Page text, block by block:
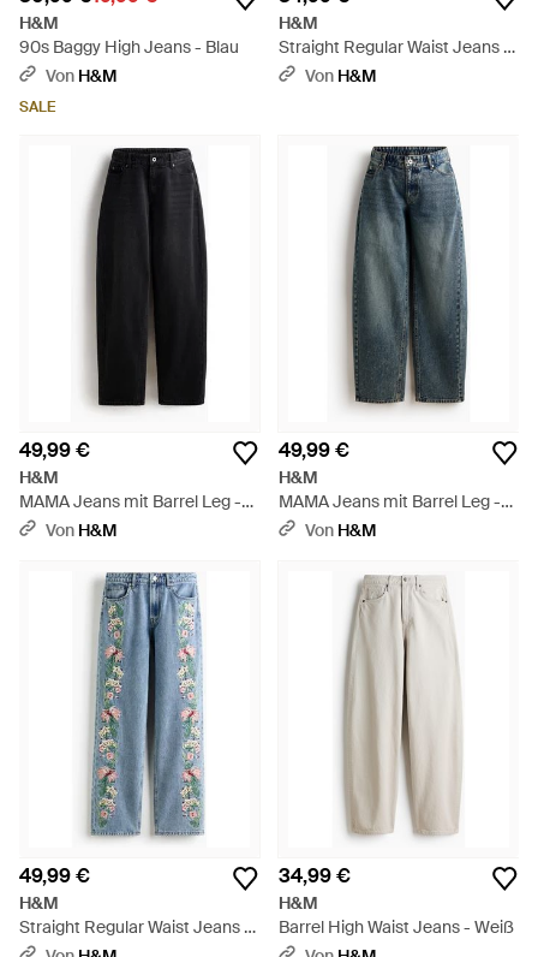
H&M
90s Baggy High Jeans - Blau
Von H&M
SALE
H&M
Straight Regular Waist Jeans -
BlauVon H&M
49,99 €
H&M
MAMA Jeans mit Barrel Leg -
Schwarz
Von H&M
49,99 €
H&M
MAMA Jeans mit Barrel Leg -
BlauVon H&M
49,99 €
H&M
Straight Regular Waist Jeans -
Blau
34,99 €
H&M
Barrel High Waist Jeans - Weiß